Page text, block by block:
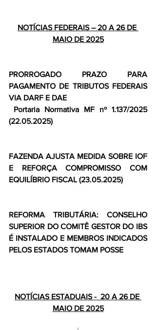
NOTÍCIAS FEDERAIS – 20 A 26 DE
MAIO DE 2025
PRORROGADO PRAZO PARA
PAGAMENTO DE TRIBUTOS FEDERAIS
VIA DARF E DAE
Portaria Normativa MF nº 1.137/2025
(22.05.2025)
FAZENDA AJUSTA MEDIDA SOBRE IOF
E REFORÇA COMPROMISSO COM
EQUILÍBRIO FISCAL (23.05.2025)
REFORMA TRIBUTÁRIA: CONSELHO
SUPERIOR DO COMITÊ GESTOR DO IBS
É INSTALADO E MEMBROS INDICADOS
PELOS ESTADOS TOMAM POSSE
NOTÍCIAS ESTADUAIS -  20 A 26 DE
MAIO DE 2025